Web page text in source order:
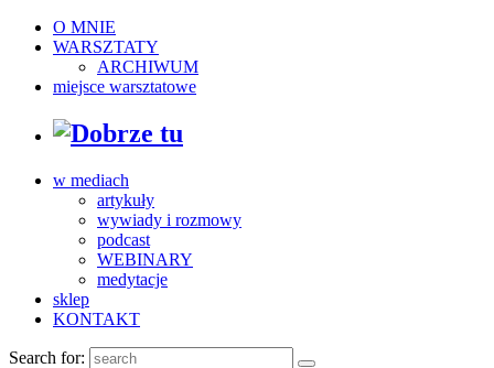
O MNIE
WARSZTATY
ARCHIWUM
miejsce warsztatowe
w mediach
artykuły
wywiady i rozmowy
podcast
WEBINARY
medytacje
sklep
KONTAKT
Search for: